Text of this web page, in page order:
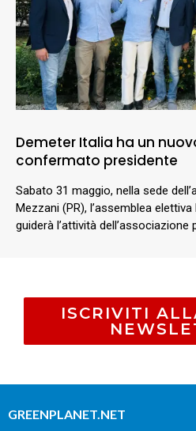
Demeter Italia ha un
confermato presidente
Sabato 31 maggio, nella sede
Mezzani (PR), l’assemblea
guiderà l’attività
ISCRIVITI
GREENPLANET.NET